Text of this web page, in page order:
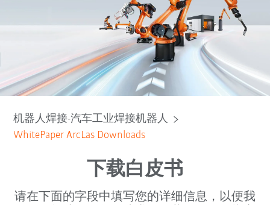
机器人焊接-汽车工业焊接机器人
WhitePaper ArcLas Downloads
下载白皮书
请在下面的字段中填写您的详细信息，以便我